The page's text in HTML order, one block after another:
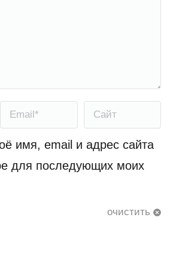
Email * Сайт
имя, email и адрес сайта
для последующих моих
очистить